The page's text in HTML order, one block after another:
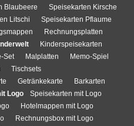
Blaubeere
Speisekarten Kirsche
Litschi
Speisekarten Pflaume
Rechnungsplatten
Kinderspeisekarten
Set Malplatten
Memo-Spiel
Tischsets
Getränkekarte
Barkarten
Logo
Speisekarten mit Logo
Hotelmappen mit Logo
Rechnungsbox mit Logo